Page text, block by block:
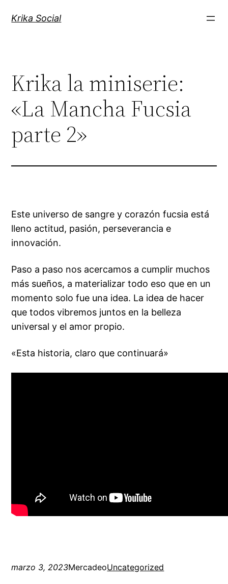
Krika Social
Krika la miniserie:
«La Mancha Fucsia
parte 2»
Este universo de sangre y corazón fucsia está
lleno actitud, pasión, perseverancia e
innovación.
Paso a paso nos acercamos a cumplir muchos
más sueños, a materializar todo eso que en un
momento solo fue una idea. La idea de hacer
que todos vibremos juntos en la belleza
universal y el amor propio.
«Esta historia, claro que continuará»
marzo 3, 2023MercadeoUncategorized